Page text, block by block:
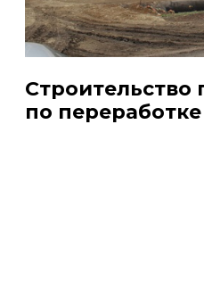
Строительство
по